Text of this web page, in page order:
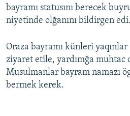
bayramı statusını berecek
niyetinde olğanını bildirgen edi.
Oraza bayramı künleri
ziyaret etile, yardımğa muhtac
Musulmanlar bayram namazı
bermek kerek.